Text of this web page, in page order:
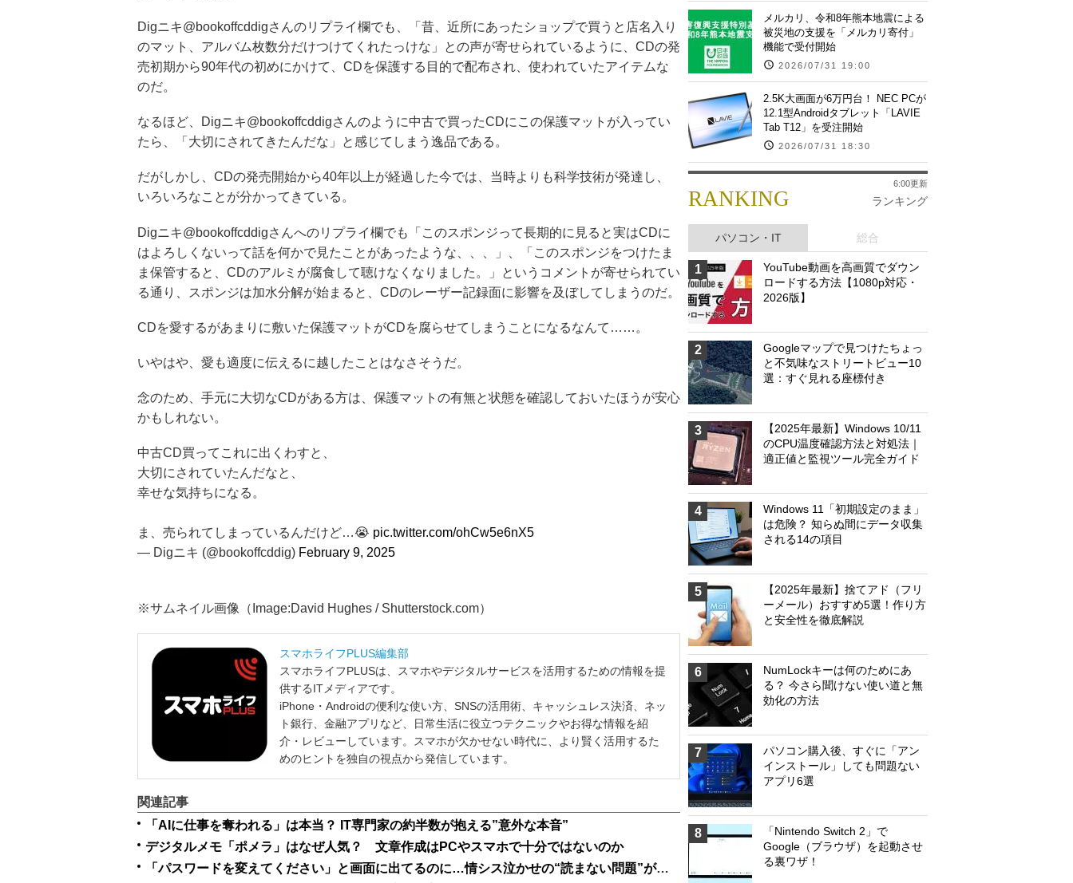
Digニキ@bookoffcddigさんのリプライ欄でも、「昔、近所にあったショップで買うと店名入り
のマット、アルバム枚数分だけつけてくれたっけな」との声が寄せられているように、CDの発
売初期から90年代の初めにかけて、CDを保護する目的で配布され、使われていたアイテムな
のだ。
なるほど、Digニキ@bookoffcddigさんのように中古で買ったCDにこの保護マットが入ってい
たら、「大切にされてきたんだな」と感じてしまう逸品である。
だがしかし、CDの発売開始から40年以上が経過した今では、当時よりも科学技術が発達し、
いろいろなことが分かってきている。
Digニキ@bookoffcddigさんへのリプライ欄でも「このスポンジって長期的に見ると実はCDに
はよろしくないって話を何かで見たことがあったような、、、」、「このスポンジをつけたま
ま保管すると、CDのアルミが腐食して聴けなくなりました。」というコメントが寄せられてい
る通り、スポンジは加水分解が始まると、CDのレーザー記録面に影響を及ぼしてしまうのだ。
CDを愛するがあまりに敷いた保護マットがCDを腐らせてしまうことになるなんて……。
いやはや、愛も適度に伝えるに越したことはなさそうだ。
念のため、手元に大切なCDがある方は、保護マットの有無と状態を確認しておいたほうが安心
かもしれない。
中古CD買ってこれに出くわすと、
大切にされていたんだなと、
幸せな気持ちになる。
ま、売られてしまっているんだけど…😭 pic.twitter.com/ohCw5e6nX5
— Digニキ (@bookoffcddig) February 9, 2025
※サムネイル画像（Image:David Hughes / Shutterstock.com）
スマホライフPLUS編集部
スマホライフPLUSは、スマホやデジタルサービスを活用するための情報を提
供するITメディアです。
iPhone・Androidの便利な使い方、SNSの活用術、キャッシュレス決済、ネッ
ト銀行、金融アプリなど、日常生活に役立つテクニックやお得な情報を紹
介・レビューしています。スマホが欠かせない時代に、より賢く活用するた
めのヒントを独自の視点から発信しています。
関連記事
「AIに仕事を奪われる」は本当？ IT専門家の約半数が抱える”意外な本音”
デジタルメモ「ポメラ」はなぜ人気？ 文章作成はPCやスマホで十分ではないのか
「パスワードを変えてください」と画面に出てるのに…情シス泣かせの“読まない問題”が話題に
メルカリ、令和8年熊本地震による
被災地の支援を「メルカリ寄付」
機能で受付開始
2026/07/31 19:00
2.5K大画面が6万円台！ NEC PCが
12.1型Androidタブレット「LAVIE
Tab T12」を受注開始
2026/07/31 18:30
RANKING ランキング
6:00更新
パソコン・IT 総合
1
YouTube動画を高画質でダウン
ロードする方法【1080p対応・
2026版】
2
Googleマップで見つけたちょっ
と不気味なストリートビュー10
選：すぐ見れる座標付き
3
【2025年最新】Windows 10/11
のCPU温度確認方法と対処法｜
適正値と監視ツール完全ガイド
4
Windows 11「初期設定のまま」
は危険？ 知らぬ間にデータ収集
される14の項目
5
【2025年最新】捨てアド（フリ
ーメール）おすすめ5選！作り方
と安全性を徹底解説
6
NumLockキーは何のためにあ
る？ 今さら聞けない使い道と無
効化の方法
7
パソコン購入後、すぐに「アン
インストール」しても問題ない
アプリ6選
8
「Nintendo Switch 2」で
Google（ブラウザ）を起動させ
る裏ワザ！